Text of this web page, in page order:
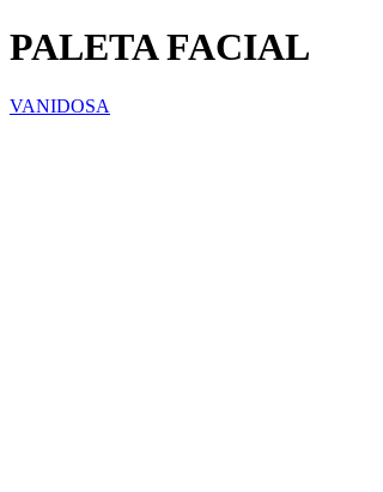
PALETA FACIAL
VANIDOSA